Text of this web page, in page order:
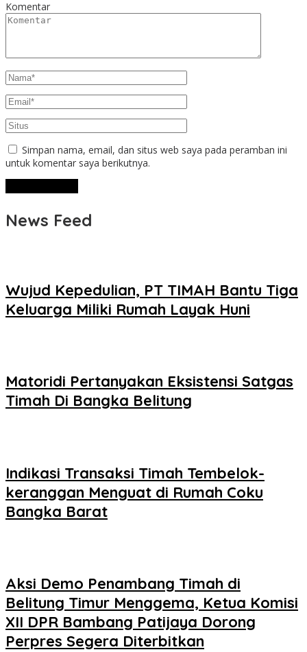
Komentar
Simpan nama, email, dan situs web saya pada peramban ini
untuk komentar saya berikutnya.
News Feed
Wujud Kepedulian, PT TIMAH Bantu Tiga
Keluarga Miliki Rumah Layak Huni
Matoridi Pertanyakan Eksistensi Satgas
Timah Di Bangka Belitung
Indikasi Transaksi Timah Tembelok-
keranggan Menguat di Rumah Coku
Bangka Barat
Aksi Demo Penambang Timah di
Belitung Timur Menggema, Ketua Komisi
XII DPR Bambang Patijaya Dorong
Perpres Segera Diterbitkan